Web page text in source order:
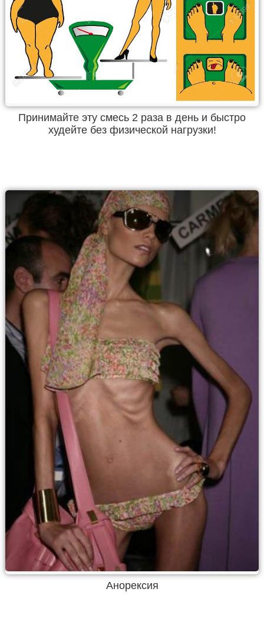
Принимайте эту смесь 2 раза в день и быстро
худейте без физической нагрузки!
Анорексия